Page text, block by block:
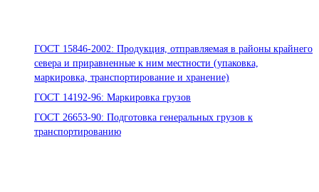
ГОСТ 15846-2002: Продукция, отправляемая в районы крайнего
севера и приравненные к ним местности (упаковка,
маркировка, транспортирование и хранение)
ГОСТ 14192-96: Маркировка грузов
ГОСТ 26653-90: Подготовка генеральных грузов к
транспортированию